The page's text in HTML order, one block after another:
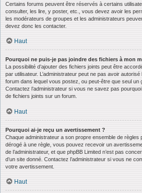
Certains forums peuvent être réservés à certains
consulter, les lire, y poster, etc., vous devez avoir les
les modérateurs de groupes et les administrateurs
devez donc les contacter.
Haut
Pourquoi ne puis-je pas joindre des fichiers à mon
La possibilité d’ajouter des fichiers joints peut être
par utilisateur. L’administrateur peut ne pas avoir autorisé
forum dans lequel vous postez, ou peut-être que seul un
Contactez l’administrateur si vous ne savez pas
de fichiers joints sur un forum.
Haut
Pourquoi ai-je reçu un avertissement ?
Chaque administrateur a son propre ensemble de règles
dérogé à une règle, vous pouvez recevoir un
de l’administrateur, et que phpBB Limited n’est pas
d’un site donné. Contactez l’administrateur si vous ne
votre avertissement.
Haut